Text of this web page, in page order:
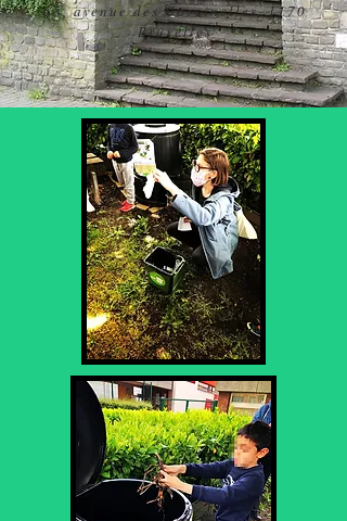
65, avenue des Coccinelles, 1170
Bruxelles